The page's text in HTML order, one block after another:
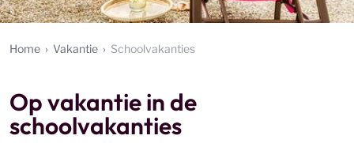
Home Vakantie Schoolvakanties
Op vakantie in de
schoolvakanties